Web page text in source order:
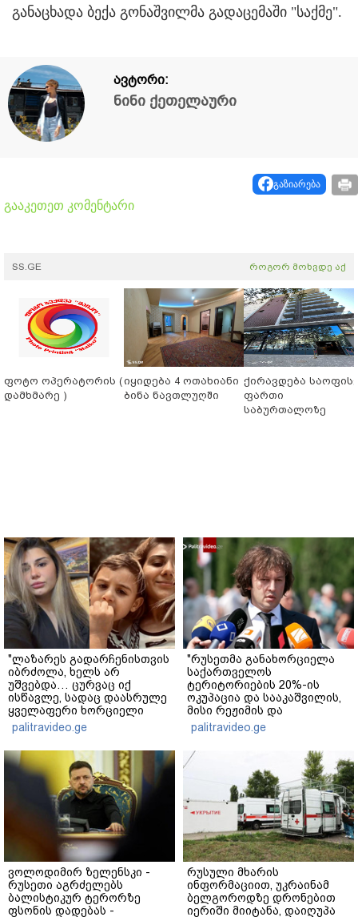
განაცხადა ბექა გონაშვილმა გადაცემაში "საქმე".
ავტორი:
ნინი ქეთელაური
გაზიარება
გააკეთეთ კომენტარი
SS.GE როგორ მოხვდე აქ
ფოტო ოპერატორის (
დამხმარე )
იყიდება 4 ოთახიანი
ბინა ნავთლუღში
ქირავდება
ფართი
საბურთალოზე
"ლაზარეს გადარჩენისთვის
იბრძოლა, ხელს არ
უშვებდა… ცურვაც იქ
ისწავლე, სადაც დაასრულე
ყველაფერი ხორციელი
ცხოვრებიდან" – რას წერს
ხობში დაღუპული დედა-
შვილის ახლობელი?
palitravideo.ge
"რუსეთმა განახორციელა
საქართველოს
ტერიტორიების 20%-ის
ოკუპაცია და სააკაშვილის,
მისი რეჟიმის და
"ნაცმოძრაობის" ღალატი
ვერანაირად ვერ
გადაფარავს ამ
დანაშაულს" - ირაკლი
palitravideo.ge
ვოლოდიმირ ზელენსკი -
რუსეთი აგრძელებს
ბალისტიკურ ტერორზე
ფსონის დადებას -
რუსული მხარის
ინფორმაციით, უკრაინამ
ბელგოროდზე დრონებით
იერიში მიიტანა, დაიღუპა